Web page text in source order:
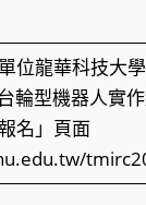
位龍華科技大
輪型機器人實
名」頁面